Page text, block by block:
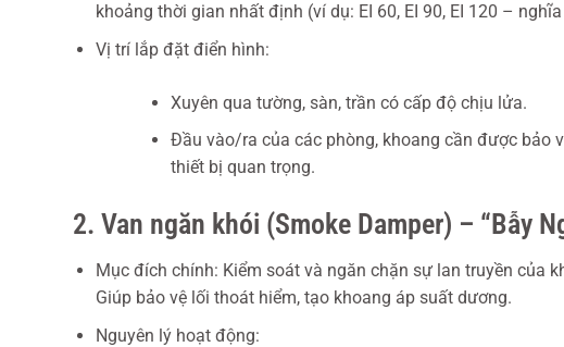
khoảng thời gian nhất định (ví dụ: EI 60, EI 90, EI 120 –
Vị trí lắp đặt điển hình:
Xuyên qua tường, sàn, trần có cấp độ chịu lửa.
Đầu vào/ra của các phòng, khoang cần được bảo
thiết bị quan trọng.
2. Van ngăn khói (Smoke Damper) – “Bẫy
Mục đích chính: Kiểm soát và ngăn chặn sự lan truyền của
Giúp bảo vệ lối thoát hiểm, tạo khoang áp suất dương.
Nguyên lý hoạt động: